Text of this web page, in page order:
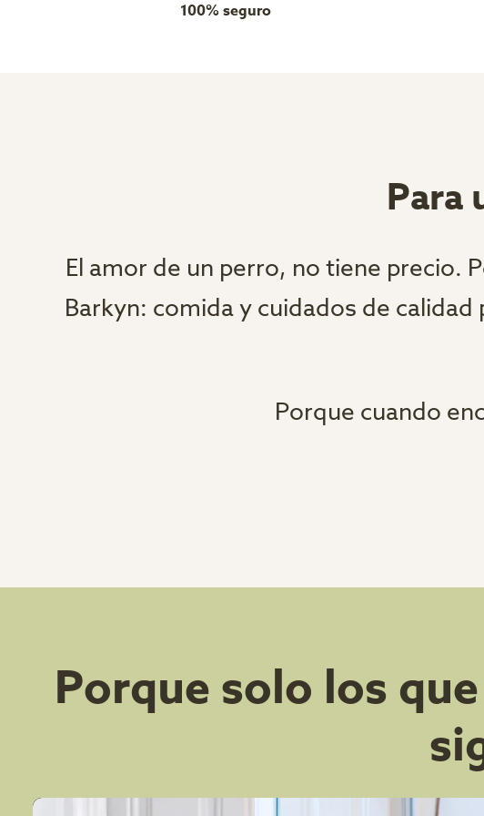
100% seguro
Para
El amor de un perro, no tiene precio.
Barkyn: comida y cuidados de
Porque cuando
Porque solo los